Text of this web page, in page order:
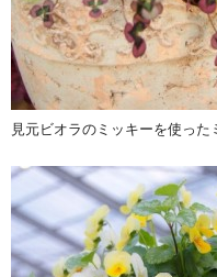
見元ビオラのミッキーを使った